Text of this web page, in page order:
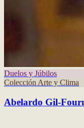
Duelos y Júbilos
Colección Arte y Clima
Abelardo Gil-